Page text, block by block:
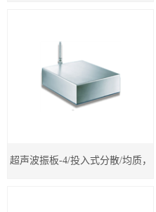
超声波3D打印材料处理器
超声波消除应力设备
效，可非标定制15KHZ-20KHZ-
超声波振板-4/投入式分散/均质，